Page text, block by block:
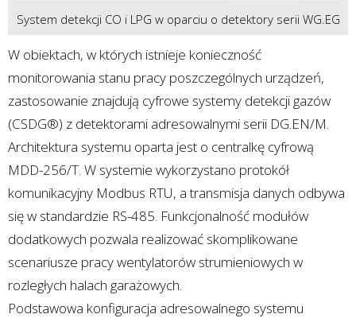
System detekcji CO i LPG w oparciu o detektory serii WG.EG
W obiektach, w których istnieje konieczność
monitorowania stanu pracy poszczególnych urządzeń,
zastosowanie znajdują cyfrowe systemy detekcji gazów
(CSDG®) z detektorami adresowalnymi serii DG.EN/M.
Architektura systemu oparta jest o centralkę cyfrową
MDD-256/T. W systemie wykorzystano protokół
komunikacyjny Modbus RTU, a transmisja danych odbywa
się w standardzie RS-485. Funkcjonalność modułów
dodatkowych pozwala realizować skomplikowane
scenariusze pracy wentylatorów strumieniowych w
rozległych halach garażowych.
Podstawowa konfiguracja adresowalnego systemu